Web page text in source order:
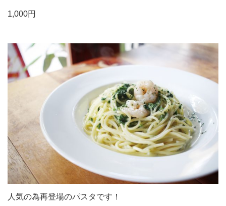
1,000円
人気の為再登場のパスタです！